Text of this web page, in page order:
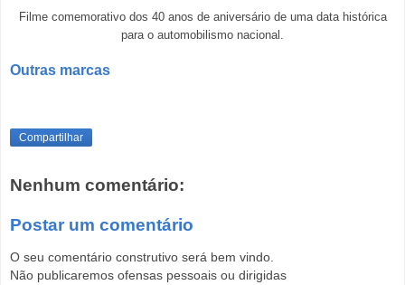
Filme comemorativo dos 40 anos de aniversário de uma data histórica
para o automobilismo nacional.
Outras marcas
Compartilhar
Nenhum comentário:
Postar um comentário
O seu comentário construtivo será bem vindo.
Não publicaremos ofensas pessoais ou dirigidas